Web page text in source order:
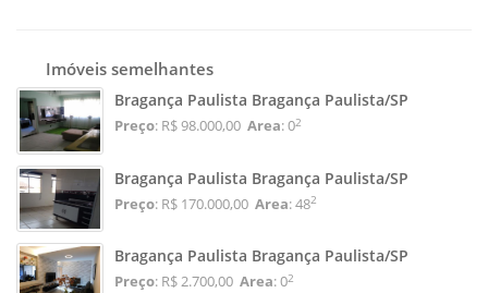
Imóveis semelhantes
Bragança Paulista Bragança Paulista/SP
Preço: R$ 98.000,00 Area: 02
Bragança Paulista Bragança Paulista/SP
Preço: R$ 170.000,00 Area: 482
Bragança Paulista Bragança Paulista/SP
Preço: R$ 2.700,00 Area: 02